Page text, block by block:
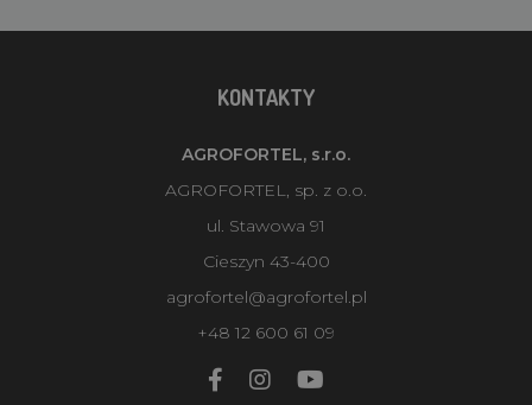
KONTAKTY
AGROFORTEL, s.r.o.
AGROFORTEL, sp. z o.o.
ul. Stawowa 91
Cieszyn 43-400
agrofortel@agrofortel.pl
+48 12 600 61 09